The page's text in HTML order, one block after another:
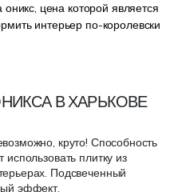
цена которой является
интерьер по-королевски
В ХАРЬКОВЕ
круто! Способность
использовать плитку из
Подсвеченный
эффект.